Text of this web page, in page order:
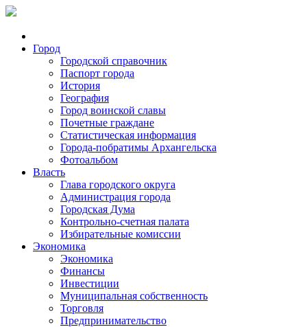
Город
Городской справочник
Паспорт города
История
География
Город воинской славы
Почетные граждане
Статистическая информация
Города-побратимы Архангельска
Фотоальбом
Власть
Глава городского округа
Администрация города
Городская Дума
Контрольно-счетная палата
Избирательные комиссии
Экономика
Экономика
Финансы
Инвестиции
Муниципальная собственность
Торговля
Предпринимательство